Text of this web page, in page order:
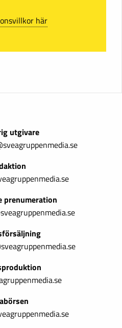
här
utgivare
prenumeration